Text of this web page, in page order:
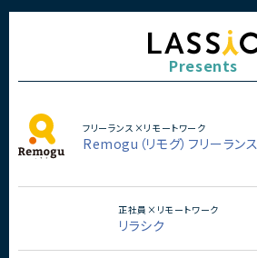
Presents
フリーランス×リモートワーク
Remogu（リモグ）フリーランス
正社員×リモートワーク
リラシク